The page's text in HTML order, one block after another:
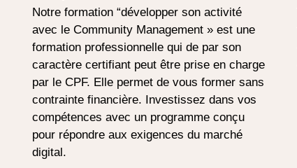
Notre formation “développer son activité
avec le Community Management » est une
formation professionnelle qui de par son
caractère certifiant peut être prise en charge
par le CPF. Elle permet de vous former sans
contrainte financière. Investissez dans vos
compétences avec un programme conçu
pour répondre aux exigences du marché
digital.